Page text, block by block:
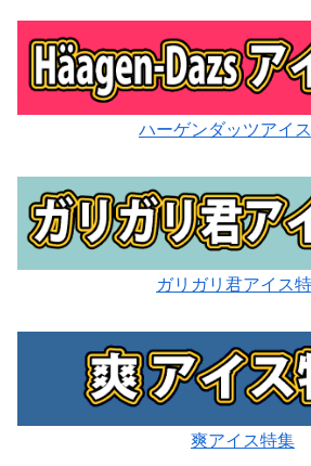
ハーゲンダッツアイ
ガリガリ君アイス
爽アイス特集